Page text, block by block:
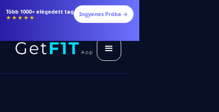
Étrendek, receptek és edzéstervek
★★★★★ Ingyenes Próba →